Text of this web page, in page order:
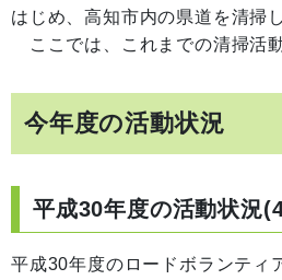
はじめ、高知市内の県道を清掃
ここでは、これまでの清掃活
今年度の活動状況
平成30年度の活動状況
平成30年度のロードボランティ